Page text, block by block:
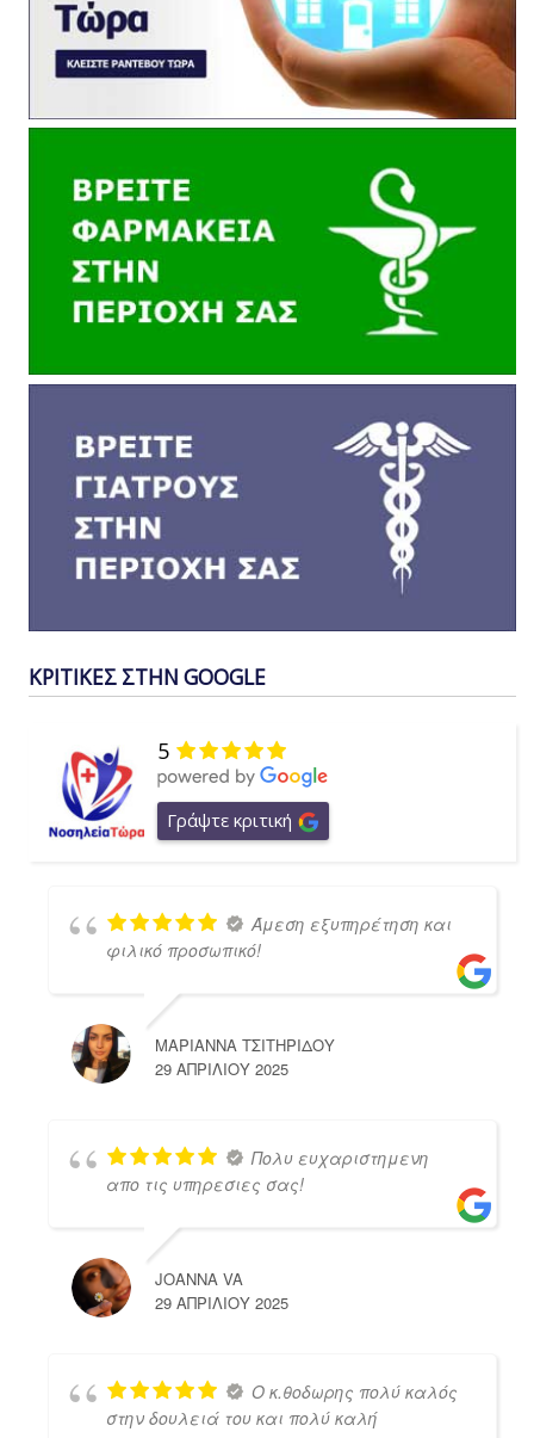
ΚΡΙΤΙΚΕΣ ΣΤΗΝ GOOGLE
5
Γράψτε κριτική
Άμεση εξυπηρέτηση και
φιλικό προσωπικό!
ΜΑΡΙΑΝΝΑ ΤΣΙΤΗΡΙΔΟΥ
29 ΑΠΡΙΛΊΟΥ 2025
Πολυ ευχαριστημενη
απο τις υπηρεσιες σας!
JOANNA VA
29 ΑΠΡΙΛΊΟΥ 2025
Ο κ.θοδωρης πολύ καλός
στην δουλειά του και πολύ καλή